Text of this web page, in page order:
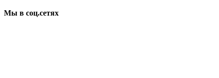
Мы в соц.сетях